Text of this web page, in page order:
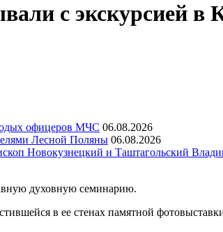
с экскурсией в
офицеров МЧС 06.08.2026
Лесной Поляны 06.08.2026
Новокузнецкий и Таштагольский
духовную семинарию.
в ее стенах памятной